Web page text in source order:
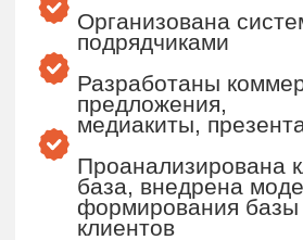
Готовые инструменты для
работы удаленных сотрудников
и масштабирования бизнеса